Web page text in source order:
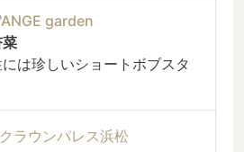
garden
は珍しいショートボブスタ
ラウンパレス浜松